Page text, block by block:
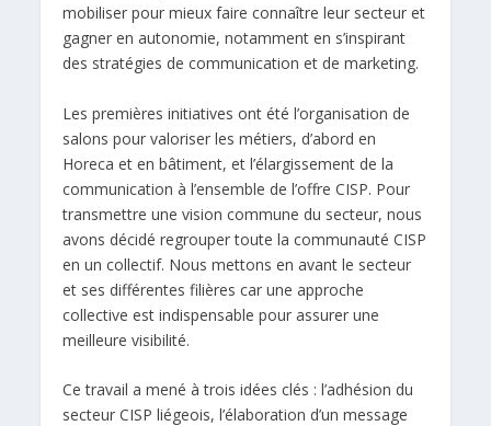
mobiliser pour mieux faire connaître leur secteur et
gagner en autonomie, notamment en s’inspirant
des stratégies de communication et de marketing.
Les premières initiatives ont été l’organisation de
salons pour valoriser les métiers, d’abord en
Horeca et en bâtiment, et l’élargissement de la
communication à l’ensemble de l’offre CISP. Pour
transmettre une vision commune du secteur, nous
avons décidé regrouper toute la communauté CISP
en un collectif. Nous mettons en avant le secteur
et ses différentes filières car une approche
collective est indispensable pour assurer une
meilleure visibilité.
Ce travail a mené à trois idées clés : l’adhésion du
secteur CISP liégeois, l’élaboration d’un message